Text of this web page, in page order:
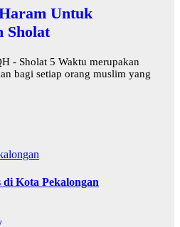
Untuk
Sholat
- Sholat 5 Waktu merupakan
bagi setiap orang muslim yang
di Kota Pekalongan